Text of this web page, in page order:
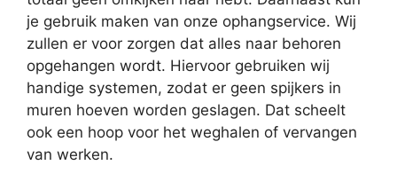
je gebruik maken van onze ophangservice. Wij
zullen er voor zorgen dat alles naar behoren
opgehangen wordt. Hiervoor gebruiken wij
handige systemen, zodat er geen spijkers in
muren hoeven worden geslagen. Dat scheelt
ook een hoop voor het weghalen of vervangen
van werken.